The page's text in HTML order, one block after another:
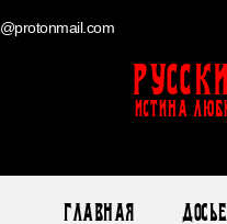
ИСТИНА
Главная Досье